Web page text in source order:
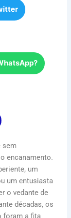
sem
encanamento.
um
um entusiasta
o vedante de
décadas, os
foram a fita